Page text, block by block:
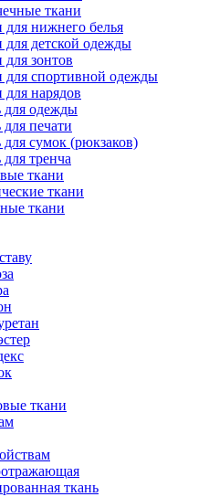
ткани
для нижнего белья
для детской одежды
для зонтов
для спортивной одежды
для нарядов
для одежды
печати
для сумок (рюкзаков)
тренча
ткани
ткани
ткани
ткани
ткань